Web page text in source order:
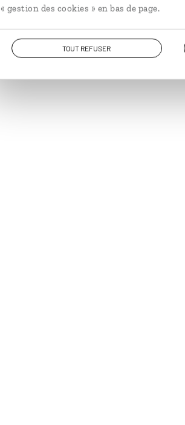
« gestion des cookies » en bas de page.
TOUT REFUSER